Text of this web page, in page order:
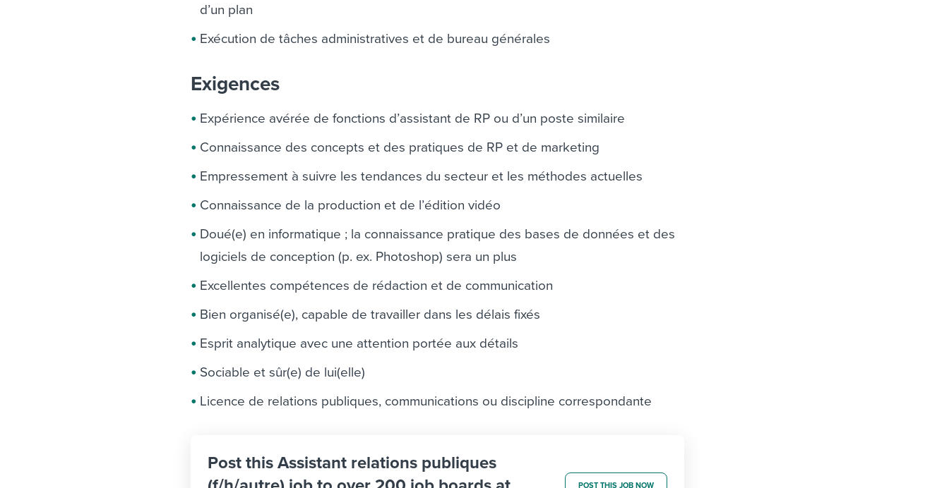
d’un plan
Exécution de tâches administratives et de bureau générales
Exigences
Expérience avérée de fonctions d’assistant de RP ou d’un poste similaire
Connaissance des concepts et des pratiques de RP et de marketing
Empressement à suivre les tendances du secteur et les méthodes actuelles
Connaissance de la production et de l’édition vidéo
Doué(e) en informatique ; la connaissance pratique des bases de données et des
logiciels de conception (p. ex. Photoshop) sera un plus
Excellentes compétences de rédaction et de communication
Bien organisé(e), capable de travailler dans les délais fixés
Esprit analytique avec une attention portée aux détails
Sociable et sûr(e) de lui(elle)
Licence de relations publiques, communications ou discipline correspondante
Post this Assistant relations publiques
POST THIS JOB NOW